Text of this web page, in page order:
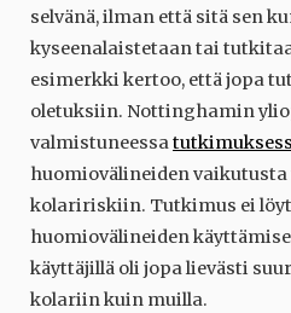
selvänä, ilman että sitä sen
kyseenalaistetaan tai
esimerkki kertoo, että jopa
oletuksiin. Nottinghamin
valmistuneessa
huomiovälineiden
kolaririskiin. Tutkimus ei
huomiovälineiden
käyttäjillä oli jopa lievästi
kolariin kuin muilla.